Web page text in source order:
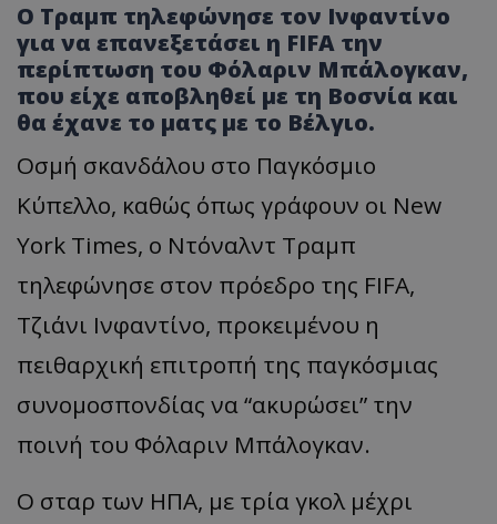
Ο Τραμπ τηλεφώνησε τον Ινφαντίνο
για να επανεξετάσει η FIFA την
περίπτωση του Φόλαριν Μπάλογκαν,
που είχε αποβληθεί με τη Βοσνία και
θα έχανε το ματς με το Βέλγιο.
Οσμή σκανδάλου στο Παγκόσμιο
Κύπελλο, καθώς όπως γράφουν οι New
York Times, ο Ντόναλντ Τραμπ
τηλεφώνησε στον πρόεδρο της FIFA,
Τζιάνι Ινφαντίνο, προκειμένου η
πειθαρχική επιτροπή της παγκόσμιας
συνομοσπονδίας να “ακυρώσει” την
ποινή του Φόλαριν Μπάλογκαν.
Ο σταρ των ΗΠΑ, με τρία γκολ μέχρι